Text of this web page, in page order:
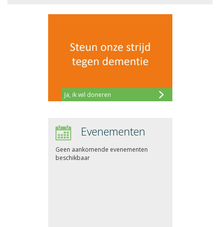
Ja, ik wil doneren
Evenementen
Geen aankomende evenementen
beschikbaar